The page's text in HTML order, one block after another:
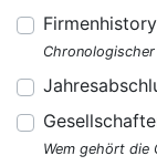
Firmenhistory
Wem gehört die